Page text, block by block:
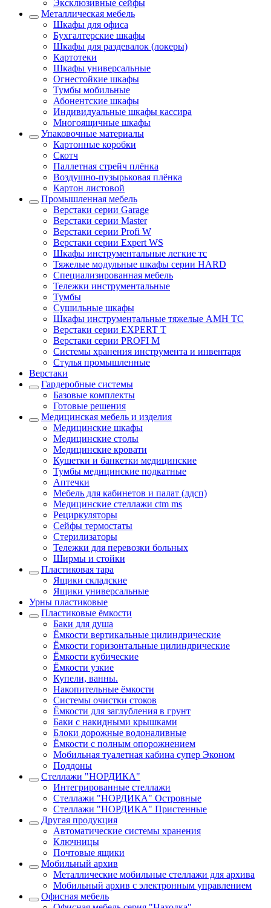
Эксклюзивные сейфы
Металлическая мебель
Шкафы для офиса
Бухгалтерские шкафы
Шкафы для раздевалок (локеры)
Картотеки
Шкафы универсальные
Огнестойкие шкафы
Тумбы мобильные
Абонентские шкафы
Индивидуальные шкафы кассира
Многоящичные шкафы
Упаковочные материалы
Картонные коробки
Скотч
Паллетная стрейч плёнка
Воздушно-пузырьковая плёнка
Картон листовой
Промышленная мебель
Верстаки серии Garage
Верстаки серии Master
Верстаки серии Profi W
Верстаки серии Expert WS
Шкафы инструментальные легкие тс
Тяжелые модульные шкафы серии HARD
Cпециализированная мебель
Тележки инструментальные
Тумбы
Cушильные шкафы
Шкафы инструментальные тяжелые AMH TC
Верстаки серии EXPERT T
Верстаки серии PROFI M
Системы хранения инструмента и инвентаря
Стулья промышленные
Верстаки
Гардеробные системы
Базовые комплекты
Готовые решения
Медицинская мебель и изделия
Медицинские шкафы
Медицинские столы
Медицинские кровати
Кушетки и банкетки медицинские
Тумбы медицинские подкатные
Аптечки
Мебель для кабинетов и палат (лдсп)
Медицинские стеллажи ctm ms
Рециркуляторы
Сейфы термостаты
Стерилизаторы
Тележки для перевозки больных
Ширмы и стойки
Пластиковая тара
Ящики складские
Ящики универсальные
Урны пластиковые
Пластиковые ёмкости
Баки для душа
Ёмкости вертикальные цилиндрические
Ёмкости горизонтальные цилиндрические
Ёмкости кубические
Ёмкости узкие
Купели, ванны.
Накопительные ёмкости
Системы очистки стоков
Ёмкости для заглубления в грунт
Баки с накидными крышками
Блоки дорожные водоналивные
Ёмкости с полным опорожнением
Мобильная туалетная кабина супер Эконом
Поддоны
Стеллажи "НОРДИКА"
Интегрированные стеллажи
Стеллажи "НОРДИКА" Островные
Стеллажи "НОРДИКА" Пристенные
Другая продукция
Автоматические системы хранения
Ключницы
Почтовые ящики
Мобильный архив
Металлические мобильные стеллажи для архива
Мобильный архив с электронным управлением
Офисная мебель